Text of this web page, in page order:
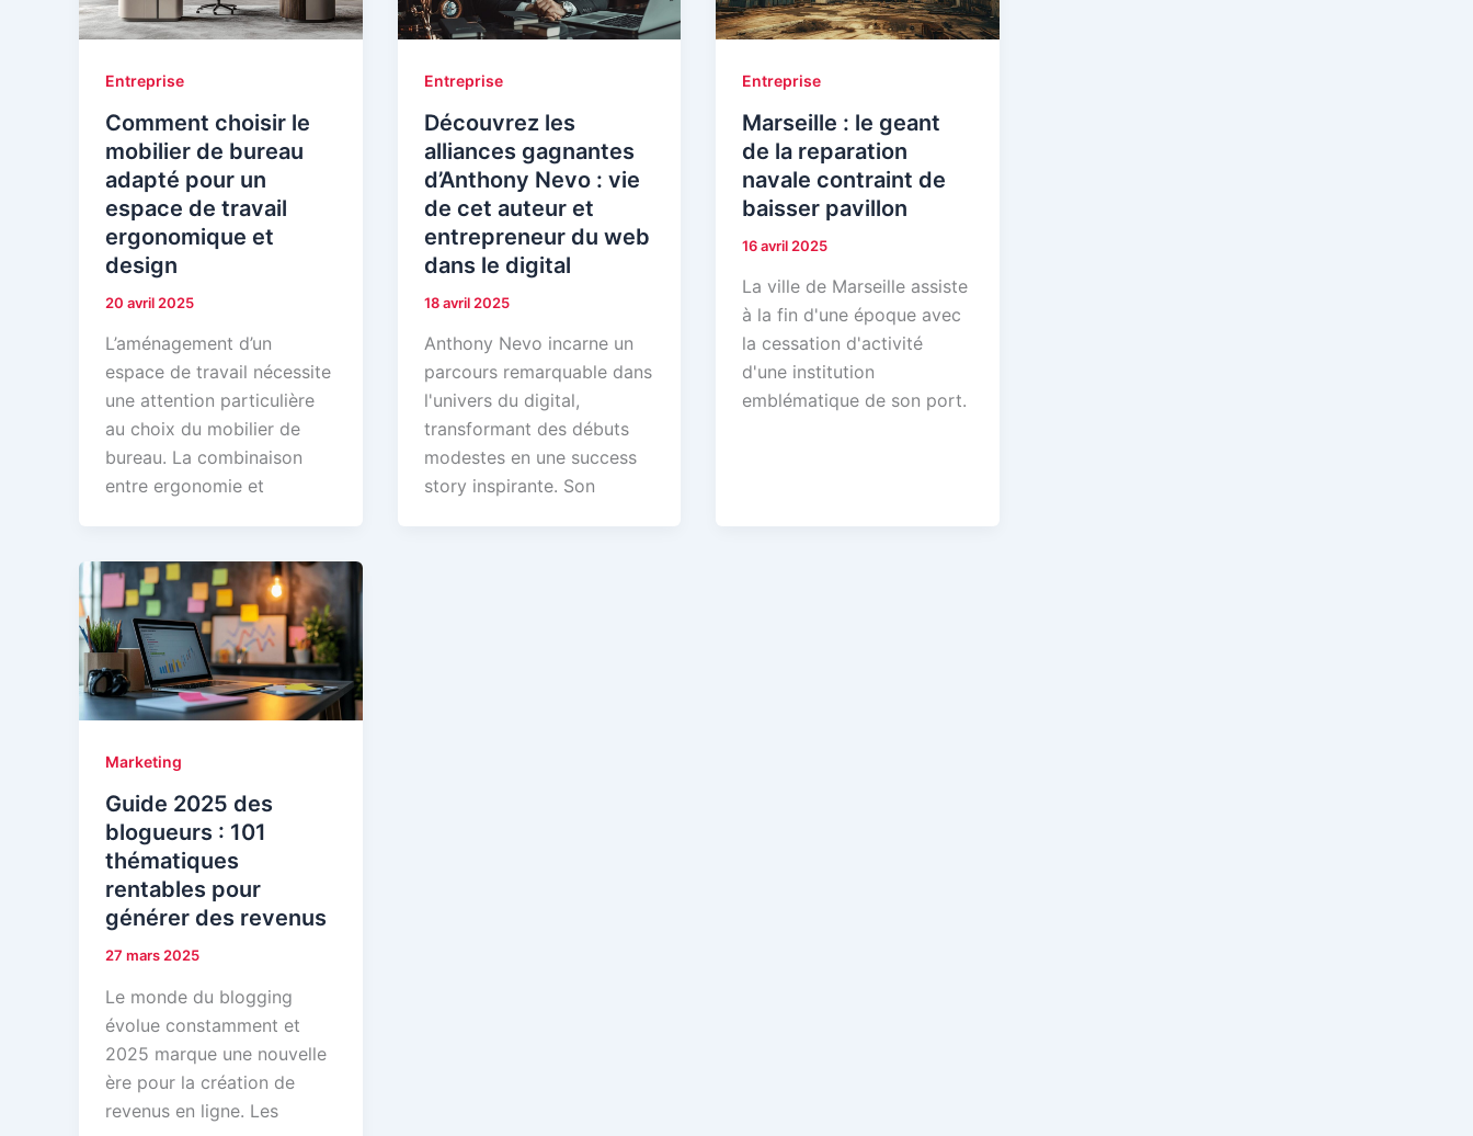
Entreprise
Comment choisir le
mobilier de bureau
adapté pour un
espace de travail
ergonomique et
design
20 avril 2025
L’aménagement d’un
espace de travail nécessite
une attention particulière
au choix du mobilier de
bureau. La combinaison
entre ergonomie et
Entreprise
Découvrez les
alliances gagnantes
d’Anthony Nevo : vie
de cet auteur et
entrepreneur du web
dans le digital
18 avril 2025
Anthony Nevo incarne un
parcours remarquable dans
l'univers du digital,
transformant des débuts
modestes en une success
story inspirante. Son
Entreprise
Marseille : le geant
de la reparation
navale contraint de
baisser pavillon
16 avril 2025
La ville de Marseille assiste
à la fin d'une époque avec
la cessation d'activité
d'une institution
emblématique de son port.
Marketing
Guide 2025 des
blogueurs : 101
thématiques
rentables pour
générer des revenus
27 mars 2025
Le monde du blogging
évolue constamment et
2025 marque une nouvelle
ère pour la création de
revenus en ligne. Les